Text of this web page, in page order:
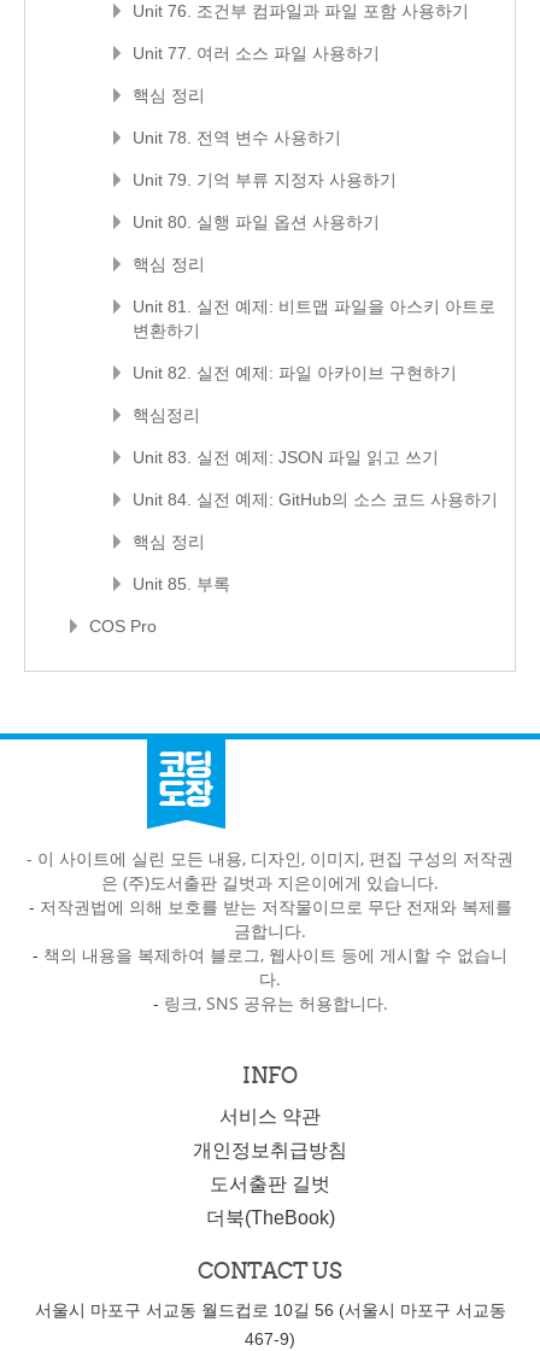
Unit 76. 조건부 컴파일과 파일 포함 사용하기
Unit 77. 여러 소스 파일 사용하기
핵심 정리
Unit 78. 전역 변수 사용하기
Unit 79. 기억 부류 지정자 사용하기
Unit 80. 실행 파일 옵션 사용하기
핵심 정리
Unit 81. 실전 예제: 비트맵 파일을 아스키 아트로
변환하기
Unit 82. 실전 예제: 파일 아카이브 구현하기
핵심정리
Unit 83. 실전 예제: JSON 파일 읽고 쓰기
Unit 84. 실전 예제: GitHub의 소스 코드 사용하기
핵심 정리
Unit 85. 부록
COS Pro
- 이 사이트에 실린 모든 내용, 디자인, 이미지, 편집 구성의 저작권
은 (주)도서출판 길벗과 지은이에게 있습니다.
- 저작권법에 의해 보호를 받는 저작물이므로 무단 전재와 복제를
금합니다.
- 책의 내용을 복제하여 블로그, 웹사이트 등에 게시할 수 없습니
다.
- 링크, SNS 공유는 허용합니다.
INFO
서비스 약관
개인정보취급방침
도서출판 길벗
더북(TheBook)
CONTACT US
서울시 마포구 서교동 월드컵로 10길 56 (서울시 마포구 서교동
467-9)